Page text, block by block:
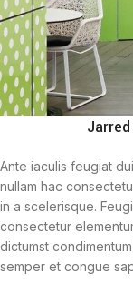
Ante iaculis feugiat
nullam hac
in a scelerisque.
consectetur
dictumst
semper et congue